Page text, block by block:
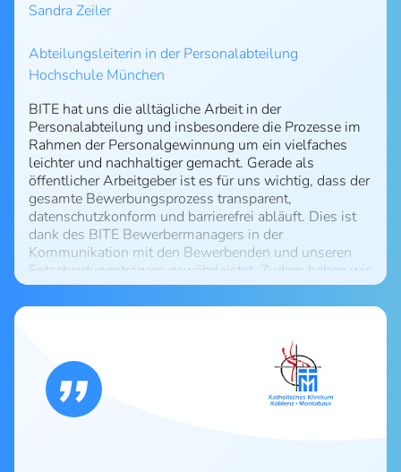
Sandra Zeiler
Abteilungsleiterin in der Personalabteilung
Hochschule München
BITE hat uns die alltägliche Arbeit in der
Personalabteilung und insbesondere die Prozesse im
Rahmen der Personalgewinnung um ein vielfaches
leichter und nachhaltiger gemacht. Gerade als
öffentlicher Arbeitgeber ist es für uns wichtig, dass der
gesamte Bewerbungsprozess transparent,
datenschutzkonform und barrierefrei abläuft. Dies ist
dank des BITE Bewerbermanagers in der
Kommunikation mit den Bewerbenden und unseren
Entscheidungsträgern gewährleistet. Zudem haben wir
die Mitarbeiter von BITE jederzeit als Ansprechpartner
auf Augenhöhe kennengelernt, die auf unsere
noch hilfreiche Inputs und Tipps liefern. Ein schneller
Support und ein fairer Preis runden das Angebot von
BITE ab.